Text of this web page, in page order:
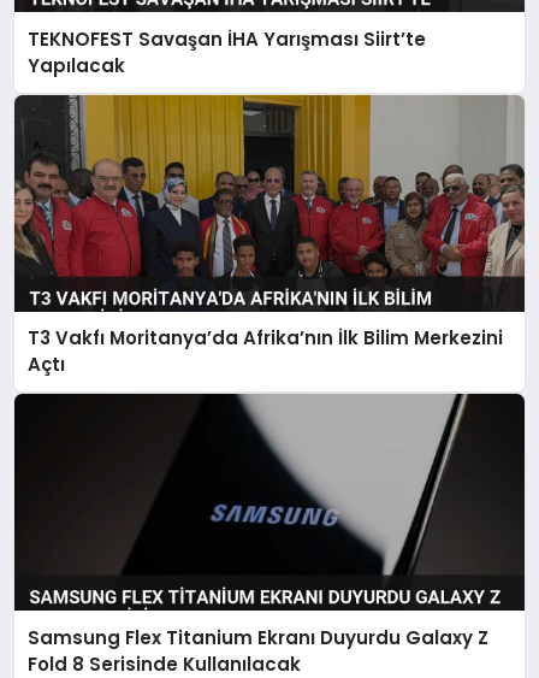
TEKNOFEST Savaşan İHA Yarışması Siirt’te
Yapılacak
T3 Vakfı Moritanya’da Afrika’nın İlk Bilim Merkezini
Açtı
Samsung Flex Titanium Ekranı Duyurdu Galaxy Z
Fold 8 Serisinde Kullanılacak